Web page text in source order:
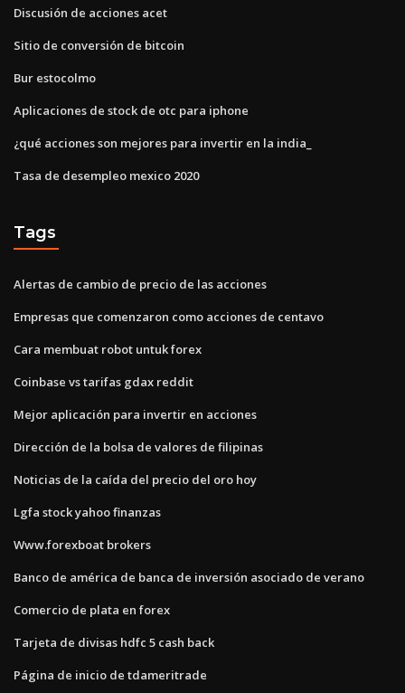
Discusión de acciones acet
Sitio de conversión de bitcoin
Bur estocolmo
Aplicaciones de stock de otc para iphone
¿qué acciones son mejores para invertir en la india_
Tasa de desempleo mexico 2020
Tags
Alertas de cambio de precio de las acciones
Empresas que comenzaron como acciones de centavo
Cara membuat robot untuk forex
Coinbase vs tarifas gdax reddit
Mejor aplicación para invertir en acciones
Dirección de la bolsa de valores de filipinas
Noticias de la caída del precio del oro hoy
Lgfa stock yahoo finanzas
Www.forexboat brokers
Banco de américa de banca de inversión asociado de verano
Comercio de plata en forex
Tarjeta de divisas hdfc 5 cash back
Página de inicio de tdameritrade